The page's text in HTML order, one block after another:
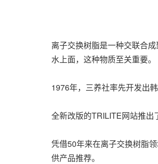
离子交换树脂是一种交联合
水上面，这种物质至关重要。
1976年，三养社率先开发出
全新改版的TRILITE网站推出
凭借50年来在离子交换树脂
供产品推荐。